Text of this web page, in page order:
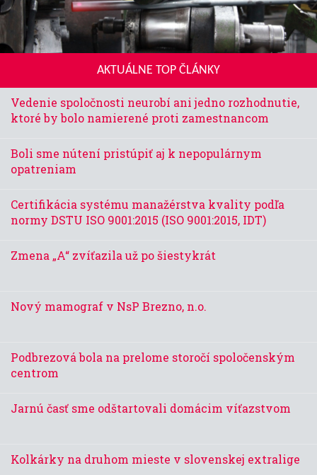
AKTUÁLNE TOP ČLÁNKY
Vedenie spoločnosti neurobí ani jedno rozhodnutie,
ktoré by bolo namierené proti zamestnancom
Boli sme nútení pristúpiť aj k nepopulárnym
opatreniam
Certifikácia systému manažérstva kvality podľa
normy DSTU ISO 9001:2015 (ISO 9001:2015, IDT)
Zmena „A“ zvíťazila už po šiestykrát
Nový mamograf v NsP Brezno, n.o.
Podbrezová bola na prelome storočí spoločenským
centrom
Jarnú časť sme odštartovali domácim víťazstvom
Kolkárky na druhom mieste v slovenskej extralige